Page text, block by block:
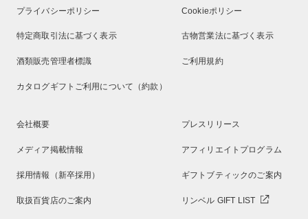
プライバシーポリシー Cookieポリシー
特定商取引法に基づく表示 古物営業法に基づく表示
酒類販売管理者標識 ご利用規約
カタログギフトご利用について（約款）
会社概要 プレスリリース
メディア掲載情報 アフィリエイトプログラム
採用情報（新卒採用） ギフトブティックのご案内
取扱百貨店のご案内 リンベル GIFT LIST